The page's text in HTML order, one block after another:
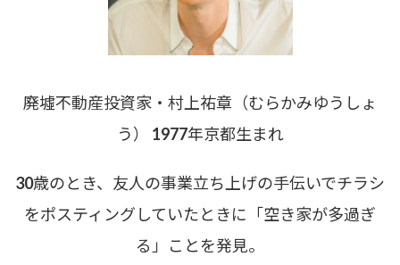
廃墟不動産投資家・村上祐章（むらかみゆうしょ
う） 1977年京都生まれ
30歳のとき、友人の事業立ち上げの手伝いでチラシ
をポスティングしていたときに「空き家が多過ぎ
る」ことを発見。